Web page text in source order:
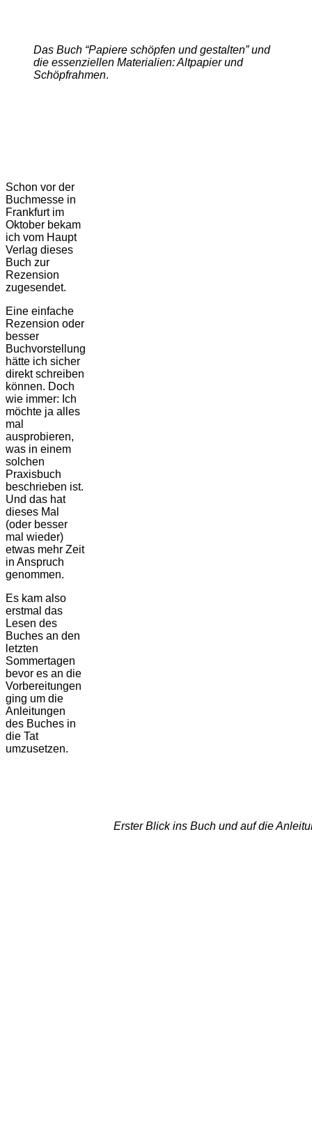
Das Buch “Papiere schöpfen und gestalten” und
die essenziellen Materialien: Altpapier und
Schöpfrahmen.
Schon vor der
Buchmesse in
Frankfurt im
Oktober bekam
ich vom Haupt
Verlag dieses
Buch zur
Rezension
zugesendet.
Eine einfache
Rezension oder
besser
Buchvorstellung
hätte ich sicher
direkt schreiben
können. Doch
wie immer: Ich
möchte ja alles
mal
ausprobieren,
was in einem
solchen
Praxisbuch
beschrieben ist.
Und das hat
dieses Mal
(oder besser
mal wieder)
etwas mehr Zeit
in Anspruch
genommen.
Es kam also
erstmal das
Lesen des
Buches an den
letzten
Sommertagen
bevor es an die
Vorbereitungen
ging um die
Anleitungen
des Buches in
die Tat
umzusetzen.
Erster Blick ins Buch und auf die